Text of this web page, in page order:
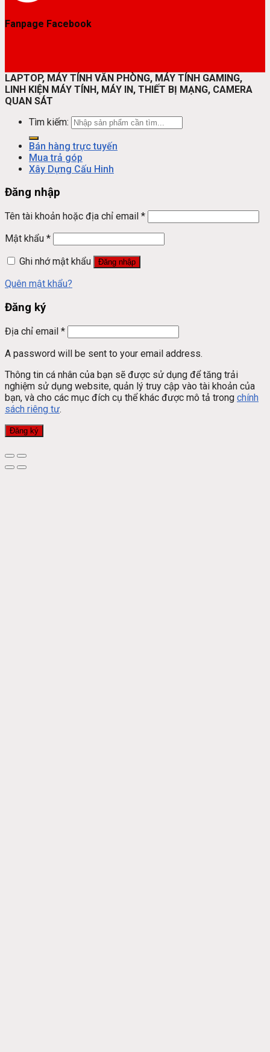
Fanpage Facebook
LAPTOP, MÁY TÍNH VĂN PHÒNG, MÁY TÍNH GAMING,
LINH KIỆN MÁY TÍNH, MÁY IN, THIẾT BỊ MẠNG, CAMERA
QUAN SÁT
Tìm kiếm:
Bán hàng trực tuyến
Mua trả góp
Xây Dựng Cấu Hinh
Đăng nhập
Tên tài khoản hoặc địa chỉ email *
Mật khẩu *
Ghi nhớ mật khẩu
Đăng nhập
Quên mật khẩu?
Đăng ký
Địa chỉ email *
A password will be sent to your email address.
Thông tin cá nhân của bạn sẽ được sử dụng để tăng trải
nghiệm sử dụng website, quản lý truy cập vào tài khoản của
bạn, và cho các mục đích cụ thể khác được mô tả trong chính
sách riêng tư.
Đăng ký